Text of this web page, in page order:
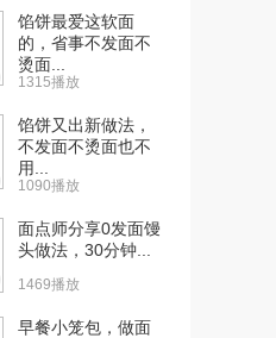
馅饼最爱这软面
的，省事不发面不
烫面...
1315播放
馅饼又出新做法，
不发面不烫面也不
用...
1090播放
面点师分享0发面馒
头做法，30分钟...
1469播放
早餐小笼包，做面